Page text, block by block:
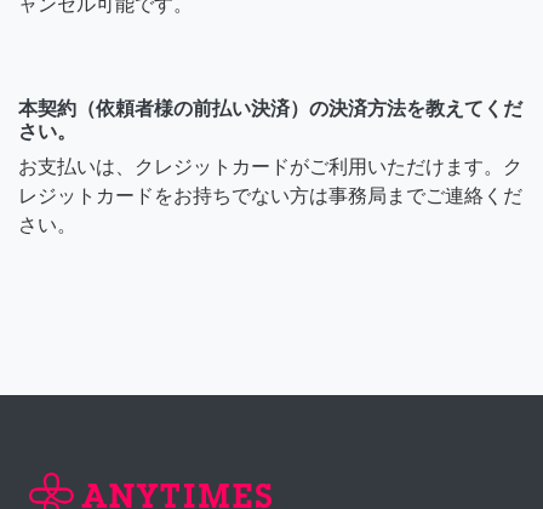
本契約（依頼者様の前払い決済）の決済方法を教えてくだ
さい。
お支払いは、クレジットカードがご利用いただけます。ク
レジットカードをお持ちでない方は事務局までご連絡くだ
さい。